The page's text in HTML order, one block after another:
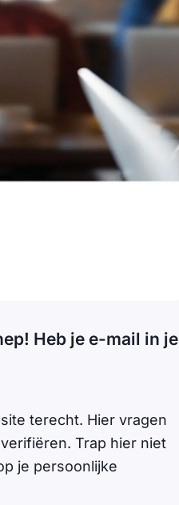
Heb je e-mail in je
terecht. Hier vragen
Trap hier niet
je persoonlijke